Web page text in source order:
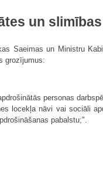
un
Saeimas un Ministru
grozījumus:
personas
locekļa nāvi vai sociāli
pabalstu;".